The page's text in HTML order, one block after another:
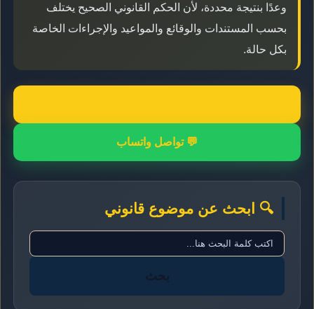
وعدًا بنتيجة محددة، لأن الحكم القانوني الصحيح يختلف
بحسب المستندات والوقائع والمواعيد والإجراءات الخاصة
بكل حالة.
💬 تواصل واتساب
🔍 ابحث عن موضوع قانوني
بحث